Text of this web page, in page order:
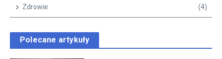
Zdrowie (4)
Polecane artykuły